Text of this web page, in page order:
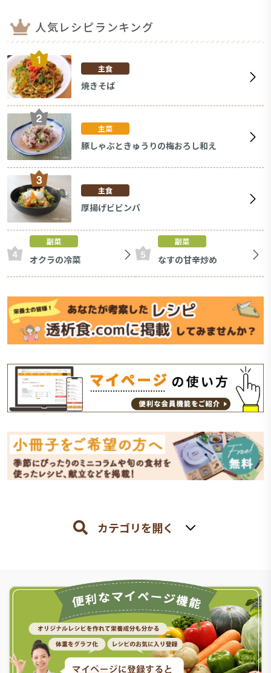
人気レシピランキング
主食
焼きそば
主菜
豚しゃぶときゅうりの梅おろし和え
主食
厚揚げビビンバ
副菜
オクラの冷菜
副菜
なすの甘辛炒め
カテゴリを開く